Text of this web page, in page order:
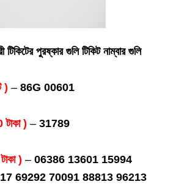
টিকিটের পুরষ্কার গুলি টিকিট নাম্বার গুলি
) – 86G 00601
) – 31789
) – 06386 13601 15994
69292 70091 88813 96213